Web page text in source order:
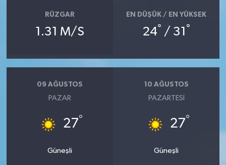
RÜZGAR
1.31 M/S
EN DÜŞÜK / EN YÜKSEK
24° / 31 °
09 AĞUSTOS
PAZAR
27°
Güneşli
10 AĞUSTOS
PAZARTESI
27°
Güneşli